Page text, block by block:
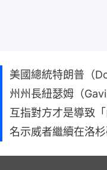
美國總統特朗普（
州州長紐瑟姆（
互指對方才是導致
名示威者繼續在洛